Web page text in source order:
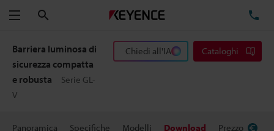
Menu
Barriera luminosa di
sicurezza compatta
e robusta
Serie GL-
V
Chiedi all'IA Cataloghi
Panoramica Specifiche Modelli Download Prezzo